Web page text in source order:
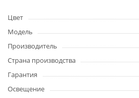
Цвет
Модель
Производитель
Страна производства
Гарантия
Освещение